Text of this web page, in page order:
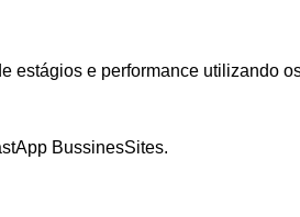
e performance utilizando
BussinesSites.